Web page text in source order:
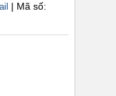
| Mã số: